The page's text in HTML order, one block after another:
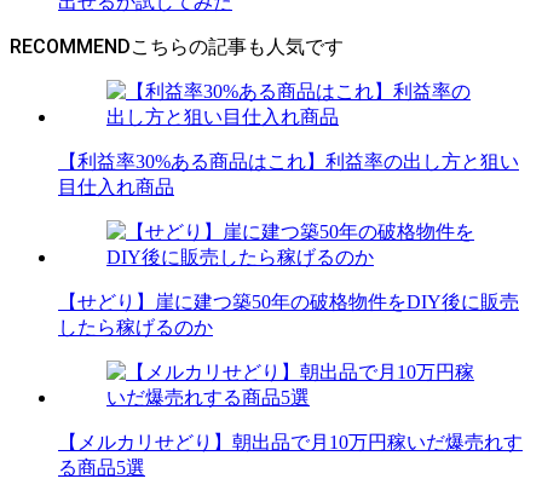
RECOMMEND
【利益率30%ある商品はこれ】利益率の出し方と狙い
目仕入れ商品
【せどり】崖に建つ築50年の破格物件をDIY後に販売
したら稼げるのか
【メルカリせどり】朝出品で月10万円稼いだ爆売れす
る商品5選